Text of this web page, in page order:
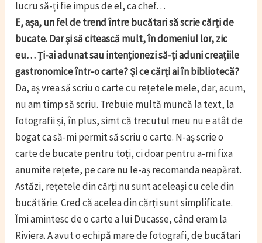
lucru să-ți fie impus de el, ca chef…
E, așa, un fel de trend între bucătari să scrie cărți de
bucate. Dar și să citească mult, în domeniul lor, zic
eu… Ți-ai adunat sau intenționezi să-ți aduni creațiile
gastronomice într-o carte? Și ce cărți ai în bibliotecă?
Da, aș vrea să scriu o carte cu rețetele mele, dar, acum,
nu am timp să scriu. Trebuie multă muncă la text, la
fotografii și, în plus, simt că trecutul meu nu e atât de
bogat ca să-mi permit să scriu o carte. N-aș scrie o
carte de bucate pentru toți, ci doar pentru a-mi fixa
anumite rețete, pe care nu le-aș recomanda neapărat.
Astăzi, rețetele din cărți nu sunt aceleași cu cele din
bucătărie. Cred că acelea din cărți sunt simplificate.
Îmi amintesc de o carte a lui Ducasse, când eram la
Riviera. A avut o echipă mare de fotografi, de bucătari